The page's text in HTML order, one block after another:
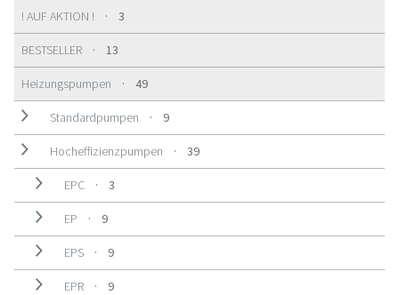
! AUF AKTION ! 3
BESTSELLER 13
Heizungspumpen 4949 Produkte
Standardpumpen 99 Produkte
Hocheffizienzpumpen 3939 Produkte
EPC 3
EP 99 Produkte
EPS 99 Produkte
EPR 99 Produkte